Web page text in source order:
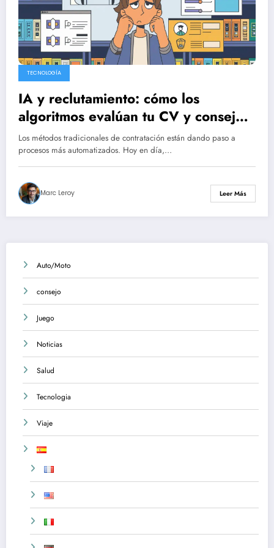
TECNOLOGÍA
IA y reclutamiento: cómo los
algoritmos evalúan tu CV y ​​consejos
para impresionarlos
Los métodos tradicionales de contratación están dando paso a
procesos más automatizados. Hoy en día,…
Marc Leroy Leer Más
Auto/Moto
consejo
Juego
Noticias
Salud
Tecnologia
Viaje